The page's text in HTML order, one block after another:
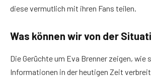
diese vermutlich mit ihren Fans teilen.
Was können wir von der
Die Gerüchte um Eva Brenner zeigen, wie
Informationen in der heutigen Zeit